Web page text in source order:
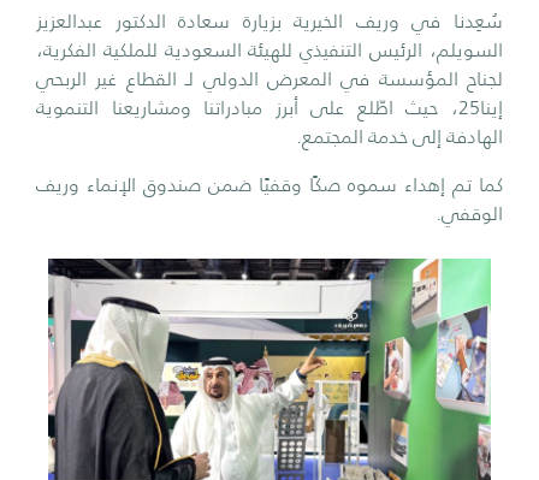
سُعِدنا في وريف الخيرية بزيارة سعادة الدكتور عبدالعزيز
السويلم، الرئيس التنفيذي للهيئة السعودية للملكية الفكرية،
لجناح المؤسسة في المعرض الدولي لـ القطاع غير الربحي
إينا25، حيث اطّلع على أبرز مبادراتنا ومشاريعنا التنموية
الهادفة إلى خدمة المجتمع.
كما تم إهداء سموه صكًا وقفيًا ضمن صندوق الإنماء وريف
الوقفي.